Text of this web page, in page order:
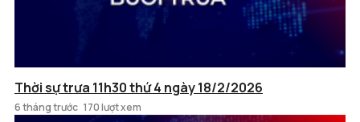
Thời sự trưa 11h30 thứ 4 ngày 18/2/2026
6 tháng trước 170 lượt xem